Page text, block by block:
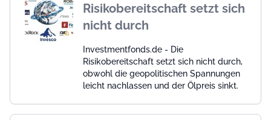
Risikobereitschaft setzt sich
nicht durch
Investmentfonds.de - Die
Risikobereitschaft setzt sich nicht durch,
obwohl die geopolitischen Spannungen
leicht nachlassen und der Ölpreis sinkt.